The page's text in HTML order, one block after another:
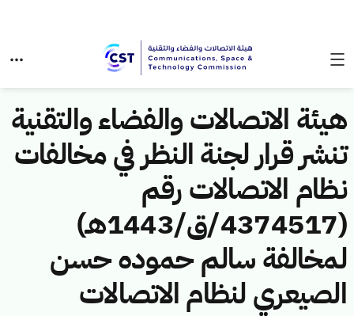
هيئة الاتصالات والفضاء والتقنية
تنشر قرار لجنة النظر في مخالفات
نظام الاتصالات رقم
(4374517/ق/1443هـ)
لمخالفة سالم حموده حسن
الصيعري لنظام الاتصالات